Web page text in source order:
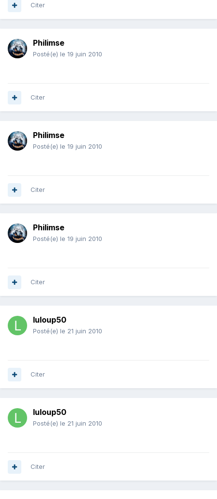
Citer
Philimse
Posté(e) le 19 juin 2010
Citer
Philimse
Posté(e) le 19 juin 2010
Citer
Philimse
Posté(e) le 19 juin 2010
Citer
luloup50
Posté(e) le 21 juin 2010
Citer
luloup50
Posté(e) le 21 juin 2010
Citer